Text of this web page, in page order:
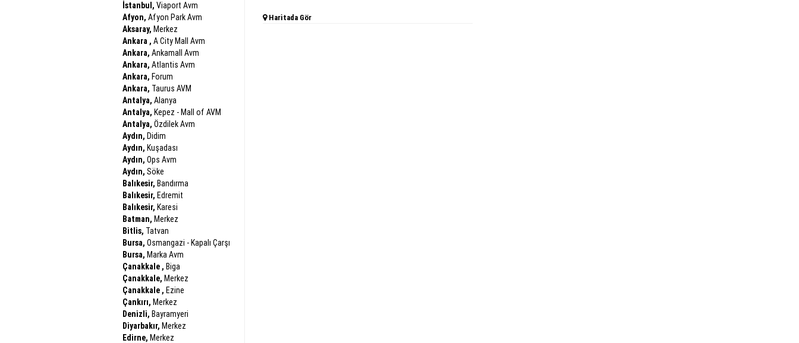
İstanbul, Viaport Avm
Afyon, Afyon Park Avm
Aksaray, Merkez
Ankara , A City Mall Avm
Ankara, Ankamall Avm
Ankara, Atlantis Avm
Ankara, Forum
Ankara, Taurus AVM
Antalya, Alanya
Antalya, Kepez - Mall of AVM
Antalya, Özdilek Avm
Aydın, Didim
Aydın, Kuşadası
Aydın, Ops Avm
Aydın, Söke
Balıkesir, Bandırma
Balıkesir, Edremit
Balıkesir, Karesi
Batman, Merkez
Bitlis, Tatvan
Bursa, Osmangazi - Kapalı Çarşı
Bursa, Marka Avm
Çanakkale , Biga
Çanakkale, Merkez
Çanakkale , Ezine
Çankırı, Merkez
Denizli, Bayramyeri
Diyarbakır, Merkez
Edirne, Merkez
Haritada Gör